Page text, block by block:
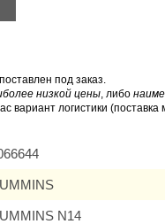
под заказ.
низкой цены, либо
вариант логистики
N14